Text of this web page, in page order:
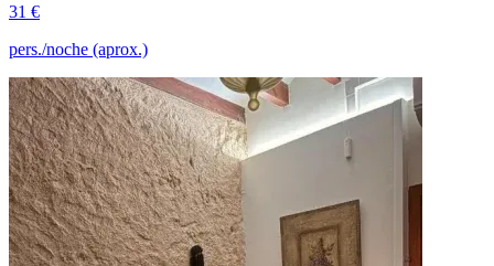
31 €
pers./noche (aprox.)